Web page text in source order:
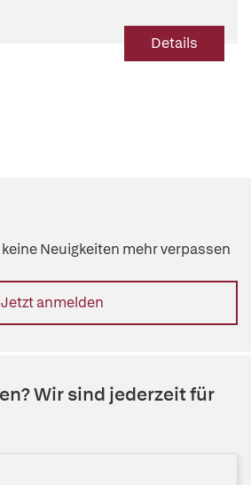
Details
Neuigkeiten mehr verpassen
Jetzt anmelden
Wir sind jederzeit für